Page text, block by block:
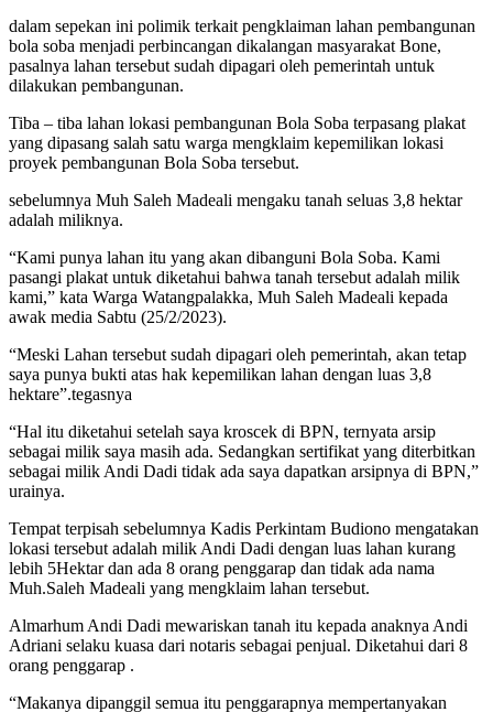
dalam sepekan ini polimik terkait pengklaiman lahan pembangunan
bola soba menjadi perbincangan dikalangan masyarakat Bone,
pasalnya lahan tersebut sudah dipagari oleh pemerintah untuk
dilakukan pembangunan.
Tiba – tiba lahan lokasi pembangunan Bola Soba terpasang plakat
yang dipasang salah satu warga mengklaim kepemilikan lokasi
proyek pembangunan Bola Soba tersebut.
sebelumnya Muh Saleh Madeali mengaku tanah seluas 3,8 hektar
adalah miliknya.
“Kami punya lahan itu yang akan dibanguni Bola Soba. Kami
pasangi plakat untuk diketahui bahwa tanah tersebut adalah milik
kami,” kata Warga Watangpalakka, Muh Saleh Madeali kepada
awak media Sabtu (25/2/2023).
“Meski Lahan tersebut sudah dipagari oleh pemerintah, akan tetap
saya punya bukti atas hak kepemilikan lahan dengan luas 3,8
hektare”.tegasnya
“Hal itu diketahui setelah saya kroscek di BPN, ternyata arsip
sebagai milik saya masih ada. Sedangkan sertifikat yang diterbitkan
sebagai milik Andi Dadi tidak ada saya dapatkan arsipnya di BPN,”
urainya.
Tempat terpisah sebelumnya Kadis Perkintam Budiono mengatakan
lokasi tersebut adalah milik Andi Dadi dengan luas lahan kurang
lebih 5Hektar dan ada 8 orang penggarap dan tidak ada nama
Muh.Saleh Madeali yang mengklaim lahan tersebut.
Almarhum Andi Dadi mewariskan tanah itu kepada anaknya Andi
Adriani selaku kuasa dari notaris sebagai penjual. Diketahui dari 8
orang penggarap .
“Makanya dipanggil semua itu penggarapnya mempertanyakan